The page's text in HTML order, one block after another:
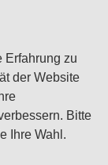
Erfahrung zu
der Website
Bitte
Ihre Wahl.